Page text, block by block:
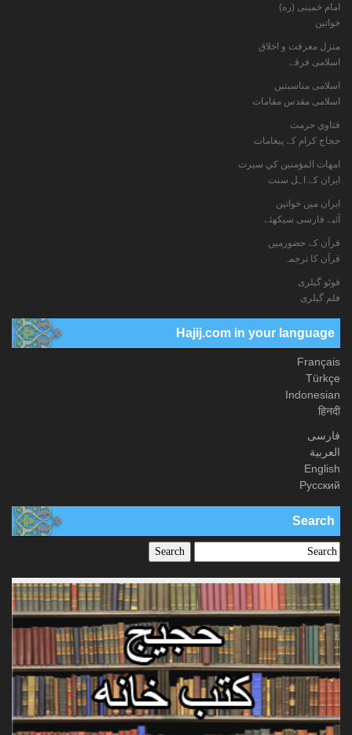
امام خمینی (ره)
خواتين
منزل معرفت و اخلاق
اسلامی فرقے
اسلامی مناسبتیں
اسلامی مقدس مقامات
فتاوي حرمت
حجاج کرام کے پیغامات
امهات المؤمنين كي سيرت
ایران کے اہل سنت
ایران میں خواتین
آئیے فارسی سیکھئے
قرآن کے حضورمیں
قرآن کا ترجمہ
فوٹو گيلری
فلم گیلری
Hajij.com in your language
Français
Türkçe
Indonesian
हिनदी
فارسی
العربیة
English
Русский
Search